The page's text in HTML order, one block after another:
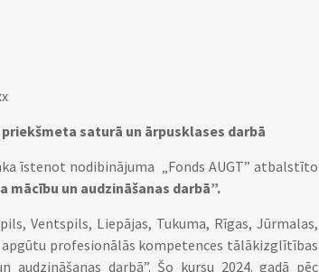
saturā un ārpusklases darbā
īstenot nodibinājuma „Fonds AUGT” atbalstīto
mācību un audzināšanas darbā”.
Ventspils, Liepājas, Tukuma, Rīgas, Jūrmalas,
apgūtu profesionālās kompetences tālākizglītības
audzināšanas darbā”. Šo kursu 2024. gadā pēc